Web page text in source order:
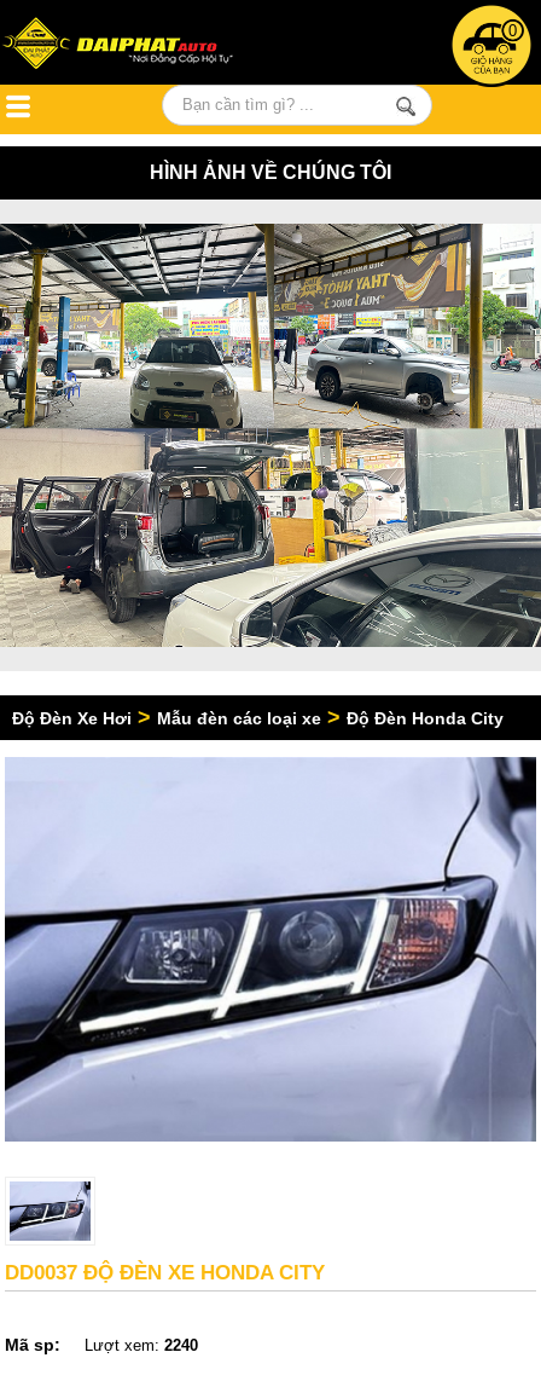
0
HÌNH ẢNH VỀ CHÚNG TÔI
Độ Đèn Xe Hơi > Mẫu đèn các loại xe > Độ Đèn Honda City
DD0037 ĐỘ ĐÈN XE HONDA CITY
Mã sp: Lượt xem:2240